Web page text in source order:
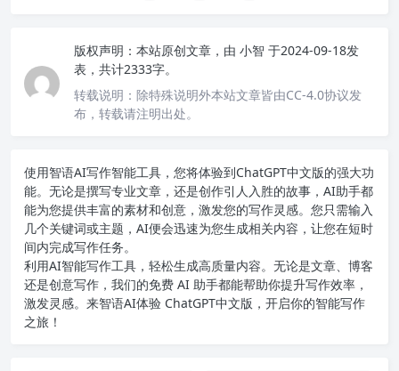
版权声明： 本站原创文章，由 小智 于2024-09-18发
表，共计2333字。
转载说明： 除特殊说明外本站文章皆由CC-4.0协议发
布，转载请注明出处。
使用智语AI写作智能工具，您将体验到ChatGPT中文版的强大功
能。无论是撰写专业文章，还是创作引人入胜的故事，AI助手都
能为您提供丰富的素材和创意，激发您的写作灵感。您只需输入
几个关键词或主题，AI便会迅速为您生成相关内容，让您在短时
间内完成写作任务。
利用AI智能写作工具，轻松生成高质量内容。无论是文章、博客
还是创意写作，我们的免费 AI 助手都能帮助你提升写作效率，
激发灵感。来智语AI体验 ChatGPT中文版 ，开启你的智能写作
之旅！